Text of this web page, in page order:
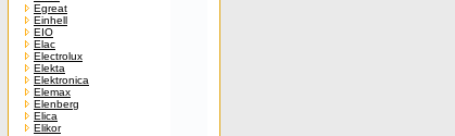
Egreat
Einhell
EIO
Elac
Electrolux
Elekta
Elektronica
Elemax
Elenberg
Elica
Elikor